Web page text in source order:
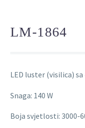
LM-1864
LED luster (visilica) sa
Snaga: 140 W
Boja svjetlosti: 3000-